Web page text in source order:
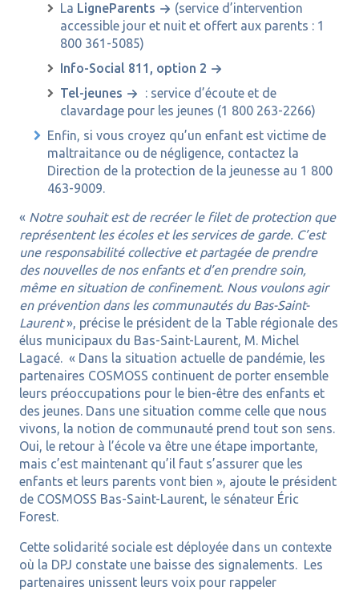
La LigneParents
(service d’intervention
accessible jour et nuit et offert aux parents : 1
800 361-5085)
Info-Social 811, option 2
Tel-jeunes
: service d’écoute et de
clavardage pour les jeunes (1 800 263-2266)
Enfin, si vous croyez qu’un enfant est victime de
maltraitance ou de négligence, contactez la
Direction de la protection de la jeunesse au 1 800
463-9009.
« Notre souhait est de recréer le filet de protection que
représentent les écoles et les services de garde. C’est
une responsabilité collective et partagée de prendre
des nouvelles de nos enfants et d’en prendre soin,
même en situation de confinement. Nous voulons agir
en prévention dans les communautés du Bas-Saint-
Laurent», précise le président de la Table régionale des
élus municipaux du Bas-Saint-Laurent, M. Michel
Lagacé. « Dans la situation actuelle de pandémie, les
partenaires COSMOSS continuent de porter ensemble
leurs préoccupations pour le bien-être des enfants et
des jeunes. Dans une situation comme celle que nous
vivons, la notion de communauté prend tout son sens.
Oui, le retour à l’école va être une étape importante,
mais c’est maintenant qu’il faut s’assurer que les
enfants et leurs parents vont bien », ajoute le président
de COSMOSS Bas-Saint-Laurent, le sénateur Éric
Forest.
Cette solidarité sociale est déployée dans un contexte
où la DPJ constate une baisse des signalements. Les
partenaires unissent leurs voix pour rappeler